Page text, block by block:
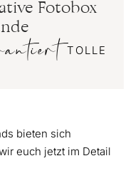
Fotobox
TOLLE
bieten sich
euch jetzt im Detail